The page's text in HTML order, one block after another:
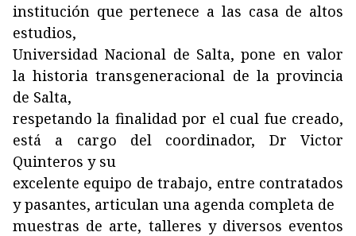
institución que pertenece a las casa de altos
estudios,
Universidad Nacional de Salta, pone en valor
la historia transgeneracional de la provincia
de Salta,
respetando la finalidad por el cual fue creado,
está a cargo del coordinador, Dr Victor
Quinteros y su
excelente equipo de trabajo, entre contratados
y pasantes, articulan una agenda completa de
muestras de arte, talleres y diversos eventos